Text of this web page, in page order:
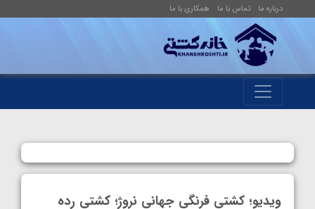
درباره ما تماس با ما همکاری با ما
ویدیو؛ کشتی فرنگی جهانی نروژ؛ کشتی رده